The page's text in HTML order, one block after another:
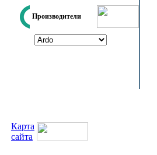
Производители
Карта
сайта